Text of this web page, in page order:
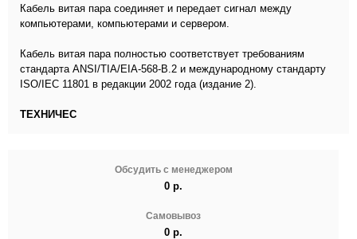
Кабель витая пара соединяет и передает сигнал между
компьютерами, компьютерами и сервером.
Кабель витая пара полностью соответствует требованиям
стандарта ANSI/TIA/EIA-568-B.2 и международному стандарту
ISO/IEC 11801 в редакции 2002 года (издание 2).
ТЕХНИЧЕС
Обсудить с менеджером
0 р.
Самовывоз
0 р.